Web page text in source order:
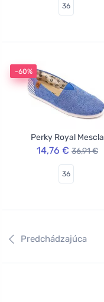
36
-60%
Perky Royal Mescla
14,76 € 36,91 €
36
Predchádzajúca